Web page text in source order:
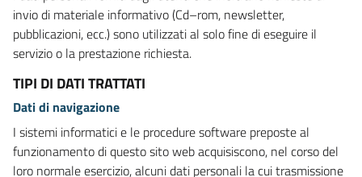
invio di materiale informativo (Cd–rom, newsletter,
pubblicazioni, ecc.) sono utilizzati al solo fine di eseguire il
servizio o la prestazione richiesta.
TIPI DI DATI TRATTATI
Dati di navigazione
I sistemi informatici e le procedure software preposte al
funzionamento di questo sito web acquisiscono, nel corso del
loro normale esercizio, alcuni dati personali la cui trasmissione